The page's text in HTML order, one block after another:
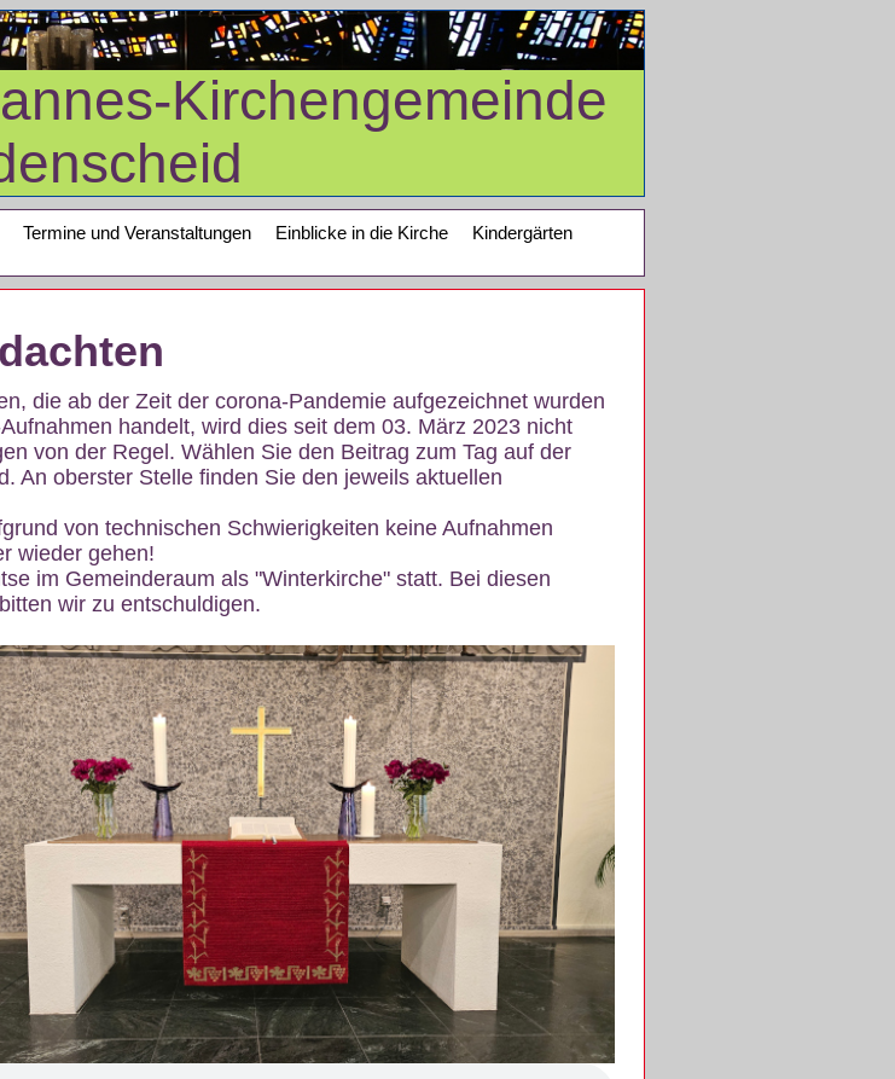
Kirchengemeinde
Termine und Veranstaltungen Einblicke in die Kirche
Kindergärten
die ab der Zeit der corona-Pandemie aufgezeichnet wurden
handelt, wird dies seit dem 03. März 2023 nicht
von der Regel. Wählen Sie den Beitrag zum Tag auf der
An oberster Stelle finden Sie den jeweils aktuellen
von technischen Schwierigkeiten keine Aufnahmen
wieder gehen!
im Gemeinderaum als "Winterkirche" statt. Bei diesen
wir zu entschuldigen.